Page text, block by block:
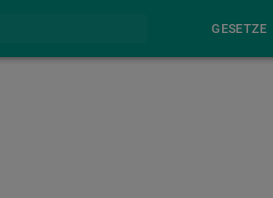
GESETZE